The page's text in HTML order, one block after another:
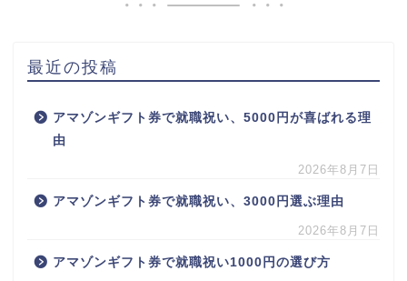
最近の投稿
アマゾンギフト券で就職祝い、5000円が喜ばれる理
由
2026年8月7日
アマゾンギフト券で就職祝い、3000円選ぶ理由
2026年8月7日
アマゾンギフト券で就職祝い1000円の選び方